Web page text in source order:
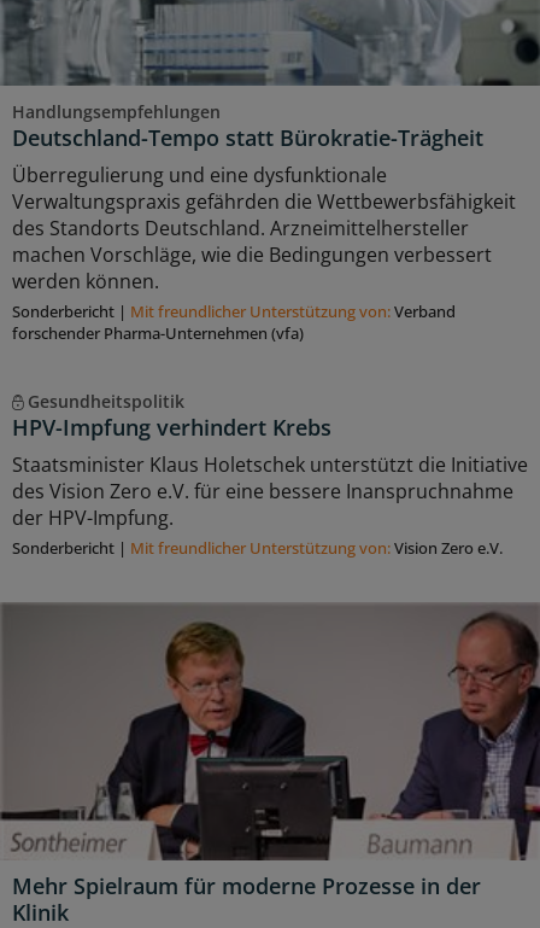
Handlungsempfehlungen
Deutschland-Tempo statt Bürokratie-Trägheit
Überregulierung und eine dysfunktionale
Verwaltungspraxis gefährden die Wettbewerbsfähigkeit
des Standorts Deutschland. Arzneimittelhersteller
machen Vorschläge, wie die Bedingungen verbessert
werden können.
Sonderbericht | Mit freundlicher Unterstützung von:Verband
forschender Pharma-Unternehmen (vfa)
Gesundheitspolitik
HPV-Impfung verhindert Krebs
Staatsminister Klaus Holetschek unterstützt die Initiative
des Vision Zero e.V. für eine bessere Inanspruchnahme
der HPV-Impfung.
Sonderbericht | Mit freundlicher Unterstützung von:Vision Zero e.V.
Mehr Spielraum für moderne Prozesse in der
Klinik